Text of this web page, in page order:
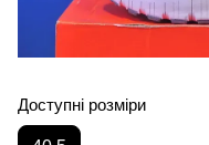
Доступні розміри